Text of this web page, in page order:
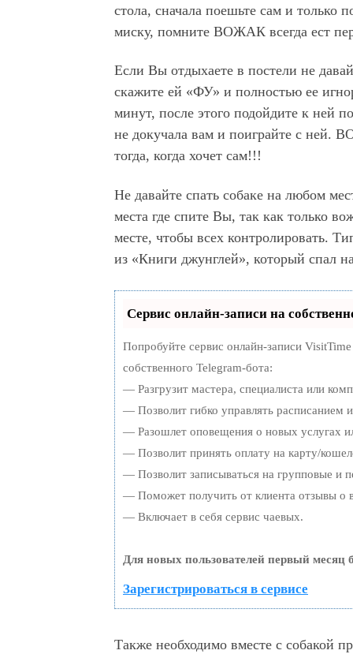
стола, сначала поешьте сам и только
миску, помните ВОЖАК всегда ест
Если Вы отдыхаете в постели не
скажите ей «ФУ» и полностью ее
минут, после этого подойдите к ней
не докучала вам и поиграйте с ней.
тогда, когда хочет сам!!!
Не давайте спать собаке на любом
места где спите Вы, так как только
месте, чтобы всех контролировать.
из «Книги джунглей», который спал
Сервис онлайн-записи на
Попробуйте сервис онлайн-записи
собственного Telegram-бота:
— Разгрузит мастера, специалиста или
— Позволит гибко управлять расписанием и
— Разошлет оповещения о новых услугах
— Позволит принять оплату на карту/
— Позволит записываться на групповые и
— Поможет получить от клиента отзывы о
— Включает в себя сервис чаевых.
Для новых пользователей первый месяц
Зарегистрироваться в сервисе
Также необходимо вместе с собакой